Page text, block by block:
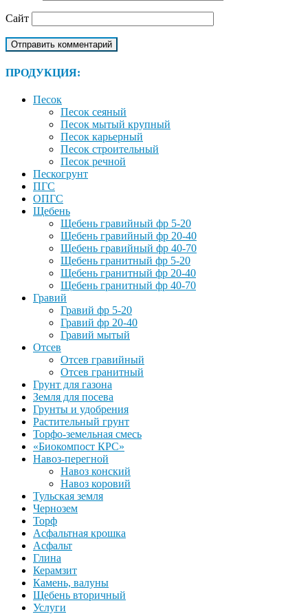
Сайт
ПРОДУКЦИЯ:
Песок
Песок сеяный
Песок мытый крупный
Песок карьерный
Песок строительный
Песок речной
Пескогрунт
ПГС
ОПГС
Щебень
Щебень гравийный фр 5-20
Щебень гравийный фр 20-40
Щебень гравийный фр 40-70
Щебень гранитный фр 5-20
Щебень гранитный фр 20-40
Щебень гранитный фр 40-70
Гравий
Гравий фр 5-20
Гравий фр 20-40
Гравий мытый
Отсев
Отсев гравийный
Отсев гранитный
Грунт для газона
Земля для посева
Грунты и удобрения
Растительный грунт
Торфо-земельная смесь
«Биокомпост КРС»
Навоз-перегной
Навоз конский
Навоз коровий
Тульская земля
Чернозем
Торф
Асфальтная крошка
Асфальт
Глина
Керамзит
Камень, валуны
Щебень вторичный
Услуги